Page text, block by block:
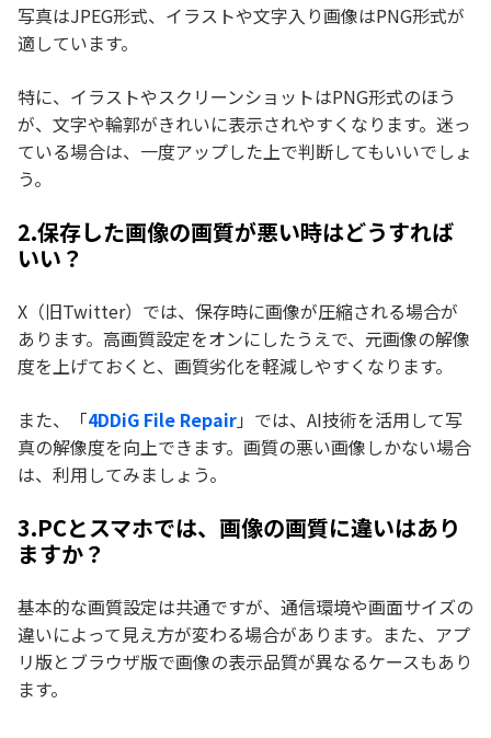
写真はJPEG形式、イラストや文字入り画像はPNG形式が
適しています。
特に、イラストやスクリーンショットはPNG形式のほう
が、文字や輪郭がきれいに表示されやすくなります。迷っ
ている場合は、一度アップした上で判断してもいいでしょ
う。
2.保存した画像の画質が悪い時はどうすれば
いい？
X（旧Twitter）では、保存時に画像が圧縮される場合が
あります。高画質設定をオンにしたうえで、元画像の解像
度を上げておくと、画質劣化を軽減しやすくなります。
また、「4DDiG File Repair」では、AI技術を活用して写
真の解像度を向上できます。画質の悪い画像しかない場合
は、利用してみましょう。
3.PCとスマホでは、画像の画質に違いはあり
ますか？
基本的な画質設定は共通ですが、通信環境や画面サイズの
違いによって見え方が変わる場合があります。また、アプ
リ版とブラウザ版で画像の表示品質が異なるケースもあり
ます。